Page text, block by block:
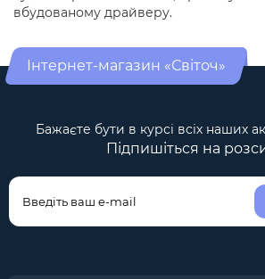
вбудованому драйверу.
Інтернет-магазин «Світоч»
Бажаєте бути в курсі всіх наших
Підпишіться на